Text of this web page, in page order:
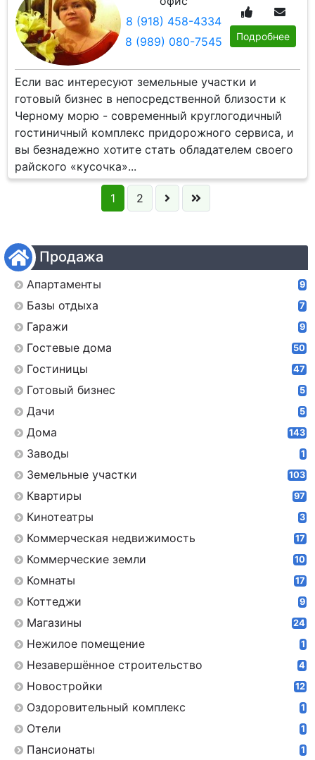
Продажа
Апартаменты 9
Базы отдыха 7
Гаражи 9
Гостевые дома 50
Гостиницы 47
Готовый бизнес 5
Дачи 5
Дома 143
Заводы 1
Земельные участки 103
Квартиры 97
Кинотеатры 3
Коммерческая недвижимость 17
Коммерческие земли 10
Комнаты 17
Коттеджи 9
Магазины 24
Нежилое помещение 1
Незавершённое строительство 4
Новостройки 12
Оздоровительный комплекс 1
Отели 1
Пансионаты 1
8 (918) 458-4334
8 (989) 080-7545
Подробнее
Если вас интересуют земельные участки и
готовый бизнес в непосредственной близости к
Черному морю - современный круглогодичный
гостиничный комплекс придорожного сервиса, и
вы безнадежно хотите стать обладателем своего
райского «кусочка»...
1 2